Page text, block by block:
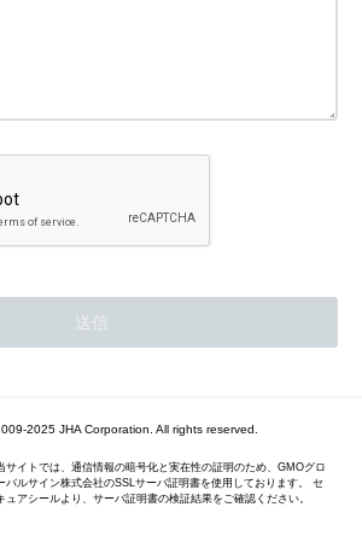
2025 JHA Corporation. All rights reserved.
サイトでは、通信情報の暗号化と実在性の証明のため、GMOグロ
バルサイン株式会社のSSLサーバ証明書を使用しております。 セ
ュアシールより、サーバ証明書の検証結果をご確認ください。